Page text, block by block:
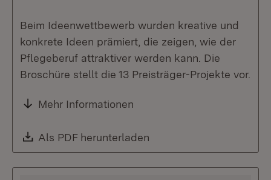
Beim Ideenwettbewerb wurden kreative und
konkrete Ideen prämiert, die zeigen, wie der
Pflegeberuf attraktiver werden kann. Die
Broschüre stellt die 13 Preisträger-Projekte vor.
Mehr Informationen
Download:
Als PDF herunterladen